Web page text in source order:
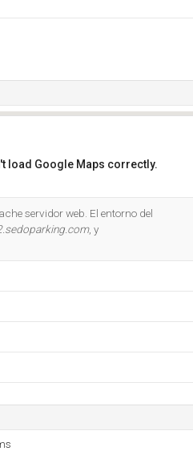
load Google Maps correctly.
servidor web. El entorno del
, y